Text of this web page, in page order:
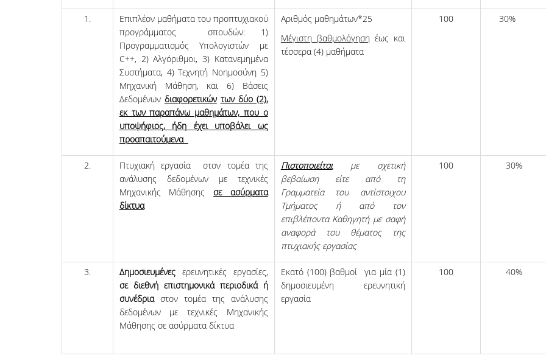
1.
Επιπλέον μαθήματα του προπτυχιακού
προγράμματος σπουδών: 1)
Προγραμματισμός Υπολογιστών με
C++, 2) Αλγόριθμοι, 3) Κατανεμημένα
Συστήματα, 4) Τεχνητή Νοημοσύνη 5)
Μηχανική Μάθηση, και 6) Βάσεις
Δεδομένων διαφορετικών των δύο (2),
εκ των παραπάνω μαθημάτων, που ο
υποψήφιος, ήδη έχει υποβάλει ως
προαπαιτούμενα
Αριθμός μαθημάτων*25
Μέγιστη βαθμολόγησηέως και
τέσσερα (4) μαθήματα
100 30%
2.
Πτυχιακή εργασία στον τομέα της
ανάλυσης δεδομένων με τεχνικές
Μηχανικής Μάθησηςσε ασύρματα
δίκτυα
Πιστοποιείταιμε σχετική
βεβαίωση είτε από τη
Γραμματεία του αντίστοιχου
Τμήματος ή από τον
επιβλέποντα Καθηγητή με σαφή
αναφορά του θέματος της
πτυχιακής εργασίας
100 30%
3. Δημοσιευμένεςερευνητικές εργασίες,
σε διεθνή επιστημονικά περιοδικά ή
συνέδρια στον τομέα της ανάλυσης
δεδομένων με τεχνικές Μηχανικής
Μάθησης σε ασύρματα δίκτυα
Εκατό (100) βαθμοί για μία (1)
δημοσιευμένη ερευνητική
εργασία
100 40%